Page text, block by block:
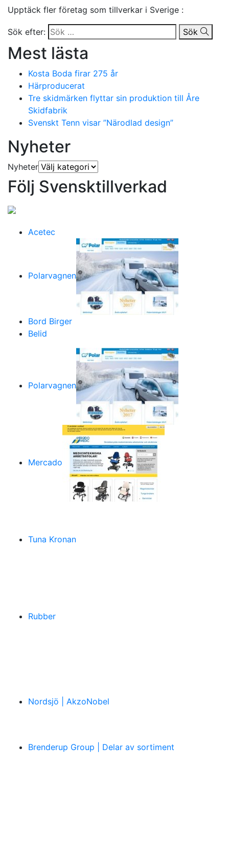
Upptäck fler företag som tillverkar i Sverige :
Sök efter: Sök
Mest lästa
Kosta Boda firar 275 år
Härproducerat
Tre skidmärken flyttar sin produktion till Åre
Skidfabrik
Svenskt Tenn visar ”Närodlad design”
Nyheter
Nyheter
Följ Svensktillverkad
Acetec
Polarvagnen
Bord Birger
Belid
Polarvagnen
Mercado
Tuna Kronan
Rubber
Nordsjö | AkzoNobel
Brenderup Group | Delar av sortiment